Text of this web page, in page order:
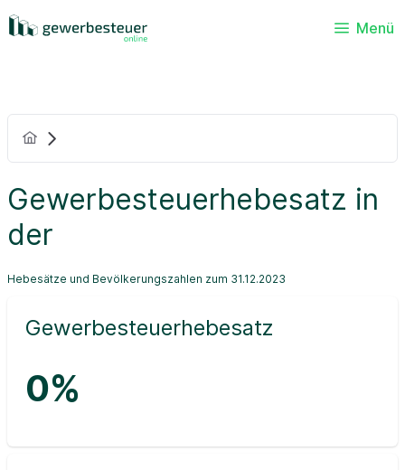
Menü
Gewerbesteuerhebesatz in
der
Hebesätze und Bevölkerungszahlen zum 31.12.2023
Gewerbesteuerhebesatz
0%